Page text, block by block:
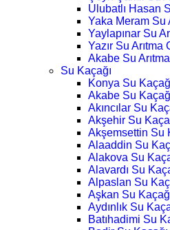
Ulubatlı Hasan
Yaka Meram Su
Yaylapınar Su
Yazır Su Arıtma
Akabe Su
Su Kaçağı
Konya Su
Akabe Su
Akıncılar Su
Akşehir Su
Akşemsettin Su
Alaaddin Su
Alakova Su
Alavardı Su
Alpaslan Su
Aşkan Su
Aydınlık Su
Batıhadimi Su